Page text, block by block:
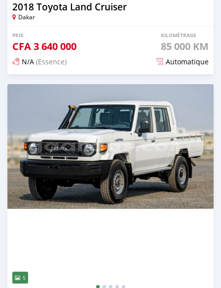
2018 Toyota Land Cruiser
Dakar
PRIX
CFA3 640 000
KILOMÉTRAGE
85 000 KM
N/A (Essence) Automatique
Publié il y a 3 mois
5